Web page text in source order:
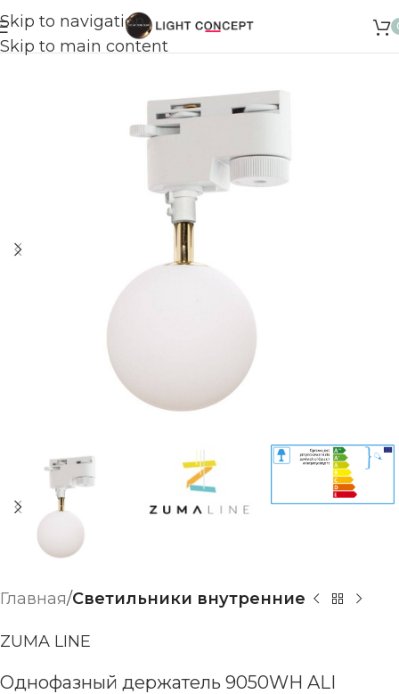
Skip to navigation
Skip to main content
Главная Светильники внутренние
ZUMA LINE
Однофазный держатель 9050WH ALI